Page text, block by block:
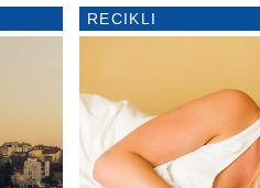
RECIKLI